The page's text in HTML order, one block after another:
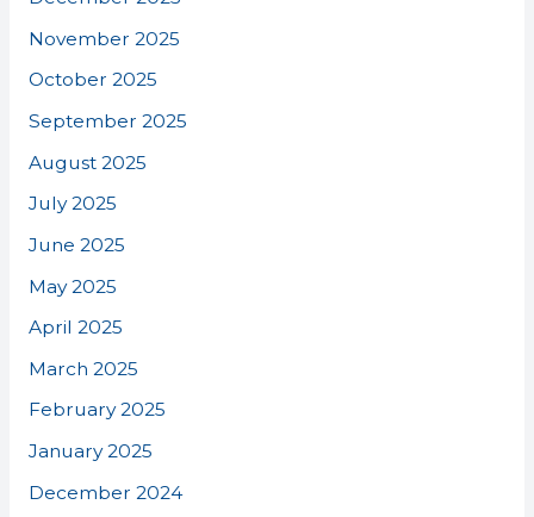
November 2025
October 2025
September 2025
August 2025
July 2025
June 2025
May 2025
April 2025
March 2025
February 2025
January 2025
December 2024